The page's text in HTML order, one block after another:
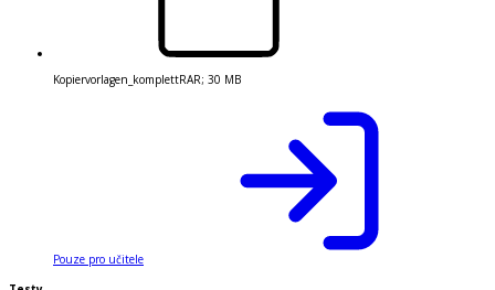
Kopiervorlagen_komplettRAR; 30 MB
Pouze pro učitele